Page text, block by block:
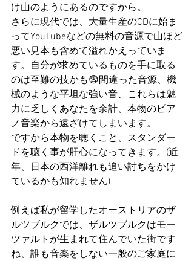
け山のようにあるのですから。
さらに現代では、大量生産のCDに始ま
ってYouTubeなどの無料の音源で山ほど
悪い見本も含めて溢れかえっていま
す。自分が求めているものを手に取る
のは至難の技かも😨間違った音源、機
械のような平坦な強い音、これらは魅
力に乏しくあなたを余計、本物のピア
ノ音楽から遠ざけてしまいます。
ですから本物を聴くこと、スタンダー
ドを聴く事が肝心になってきます。(近
年、日本の西洋離れも追い討ちをかけ
ているかも知れません)
例えば私が留学したオーストリアのザ
ルツブルクでは、ザルツブルクはモー
ツァルトが生まれて住んでいた街です
ね、誰も音楽をしない一般のご家庭に